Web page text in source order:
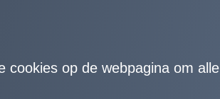
cookies op de webpagina om alle